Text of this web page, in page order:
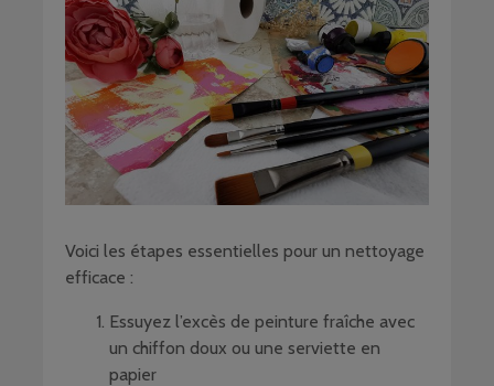
Voici les étapes essentielles pour un nettoyage
efficace :
Essuyez l’excès de peinture fraîche avec
un chiffon doux ou une serviette en
papier